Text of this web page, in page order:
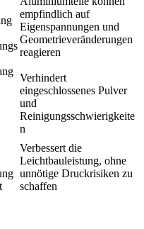
empfindlich auf
Eigenspannungen und
Geometrieveränderungen
reagieren
Verhindert
eingeschlossenes Pulver
und
Reinigungsschwierigkeite
n
Verbessert die
Leichtbauleistung, ohne
unnötige Druckrisiken zu
schaffen